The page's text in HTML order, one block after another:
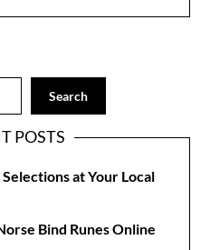
Search
POSTS
at Your Local
Bind Runes Online